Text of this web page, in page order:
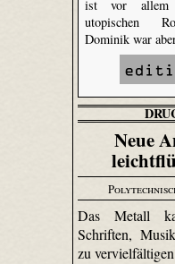
ist vor allem
utopischen
Dominik war
Neue
Das Metall
Schriften,
zu